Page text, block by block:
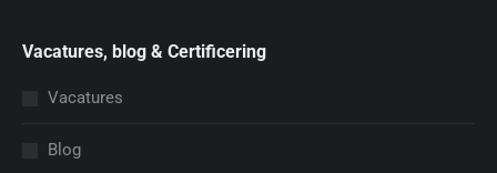
Vacatures, blog & Certificering
Vacatures
Blog